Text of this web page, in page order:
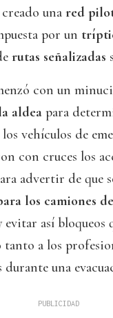
una red
por un
rutas señalizadas
con un
aldea para
vehículos de
con cruces los
advertir de que
los camiones
así bloqueos
a los
una